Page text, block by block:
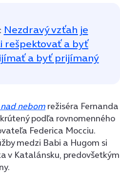
Nezdravý vzťah je
rešpektovať a byť
a byť prijímaný
nebom režiséra Fernanda
podľa rovnomenného
Federica Mocciu.
medzi Babi a Hugom si
v Katalánsku, predovšetkým